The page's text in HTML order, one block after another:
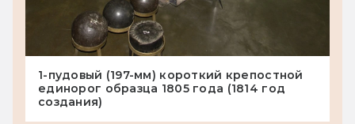
1-пудовый (197-мм) короткий крепостной
единорог образца 1805 года (1814 год
создания)